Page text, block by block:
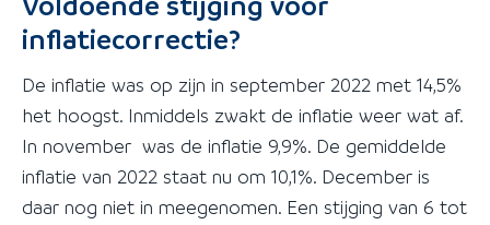
inflatiecorrectie?
De inflatie was op zijn in september 2022 met 14,5%
het hoogst. Inmiddels zwakt de inflatie weer wat af.
In november was de inflatie 9,9%. De gemiddelde
inflatie van 2022 staat nu om 10,1%. December is
daar nog niet in meegenomen. Een stijging van 6 tot